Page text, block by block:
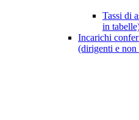
Tassi di
in
Incarichi
(dirigenti e